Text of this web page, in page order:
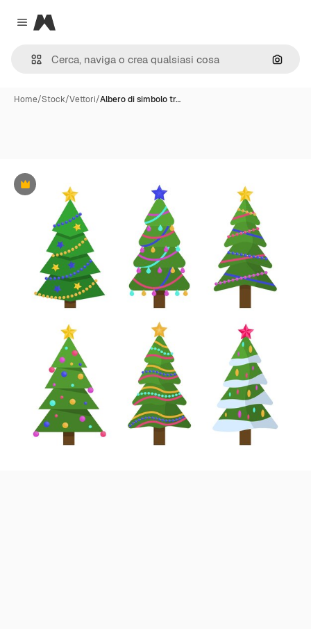
Close menu
Magnific
Cerca
Home/Stock/Vettori/Albero di simbolo tr…
Premium